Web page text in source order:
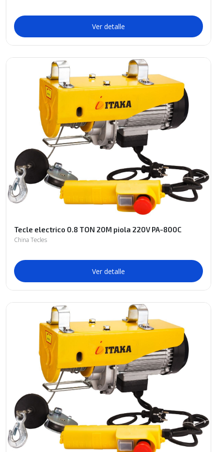
Ver detalle
Tecle electrico 0.8 TON 20M piola 220V PA-800C
China Tecles
Ver detalle